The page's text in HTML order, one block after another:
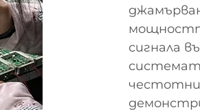
сигнала
честотни